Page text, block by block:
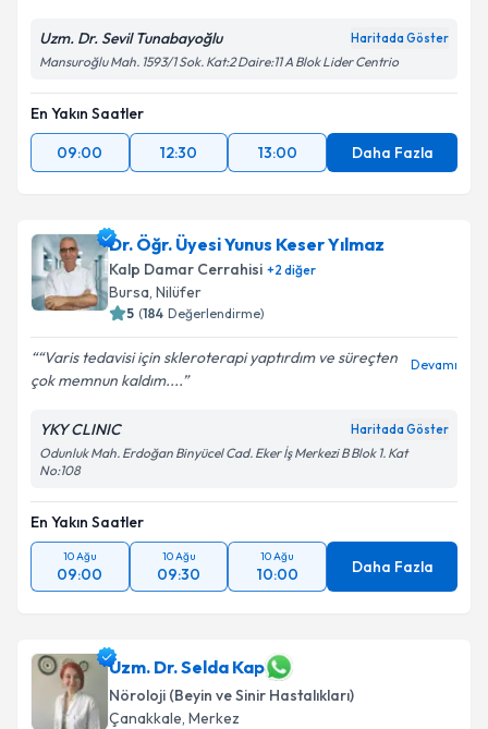
Uzm. Dr. Sevil Tunabayoğlu Haritada Göster
Mansuroğlu Mah. 1593/1 Sok. Kat:2 Daire:11 A Blok Lider Centrio
En Yakın Saatler
09:00
12:30 13:00 Daha Fazla
Dr. Öğr. Üyesi Yunus Keser Yılmaz
Kalp Damar Cerrahisi +2 diğer
Bursa, Nilüfer
5 (184 Değerlendirme)
“Varis tedavisi için skleroterapi yaptırdım ve süreçten
çok memnun kaldım....
Devamı
YKY CLINIC Haritada Göster
Odunluk Mah. Erdoğan Binyücel Cad. Eker İş Merkezi B Blok 1. Kat
No:108
En Yakın Saatler
10 Ağu
09:00
10 Ağu
09:30
10 Ağu
10:00 Daha Fazla
Uzm. Dr. Selda Kap
Nöroloji (Beyin ve Sinir Hastalıkları)
Çanakkale, Merkez